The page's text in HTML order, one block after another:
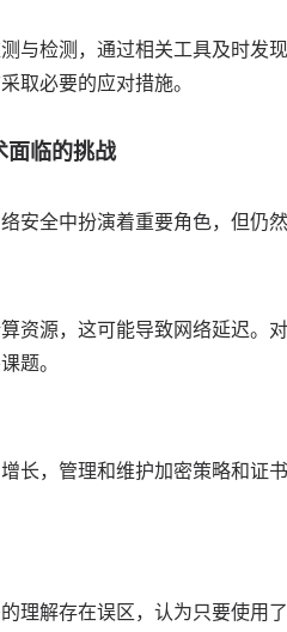
与检测，通过相关工具及时发
取必要的应对措施。
面临的挑战
安全中扮演着重要角色，但仍然
资源，这可能导致网络延迟。
题。
长，管理和维护加密策略和证
理解存在误区，认为只要使用